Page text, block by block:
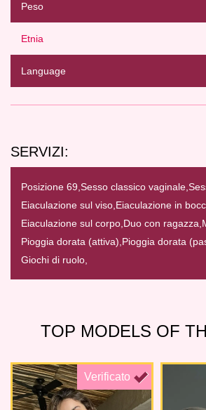
Peso
Etnia
Language
SERVIZI:
Posizione 69, Sesso classico vaginale,
Eiaculazione sul viso, Eiaculazione in
Eiaculazione sul corpo, Duo con ragazza,
Pioggia dorata (attiva), Pioggia dorata
Giochi di ruolo,
TOP MODELS OF
Verificato